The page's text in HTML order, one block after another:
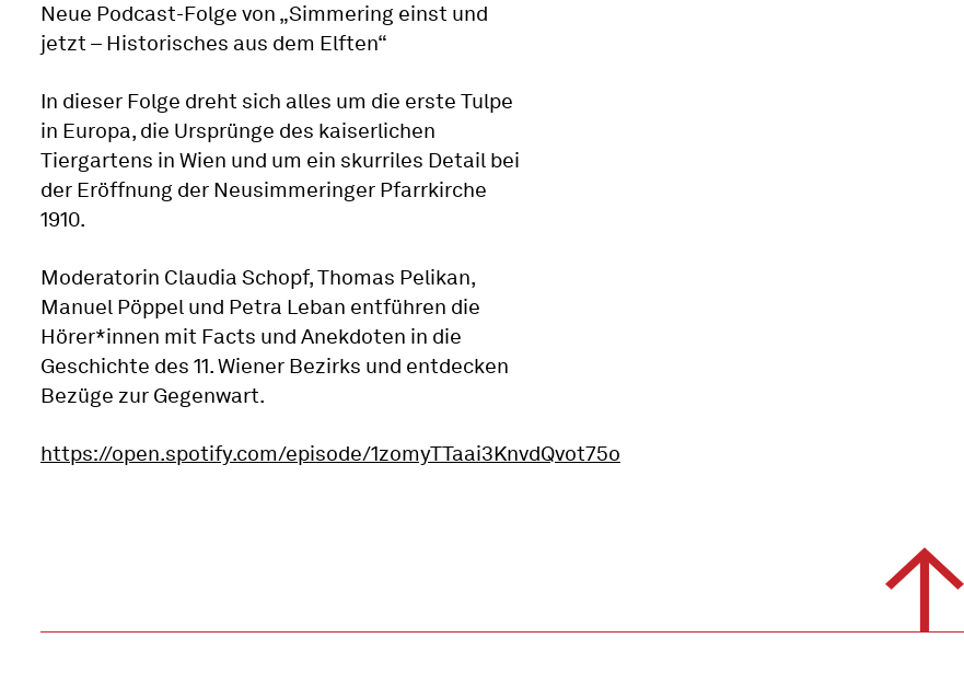
Neue Podcast-Folge von „Simmering einst und
jetzt – Historisches aus dem Elften“
In dieser Folge dreht sich alles um die erste Tulpe
in Europa, die Ursprünge des kaiserlichen
Tiergartens in Wien und um ein skurriles Detail bei
der Eröffnung der Neusimmeringer Pfarrkirche
1910.
Moderatorin Claudia Schopf, Thomas Pelikan,
Manuel Pöppel und Petra Leban entführen die
Hörer*innen mit Facts und Anekdoten in die
Geschichte des 11. Wiener Bezirks und entdecken
Bezüge zur Gegenwart.
https://open.spotify.com/episode/1zomyTTaai3KnvdQvot75o